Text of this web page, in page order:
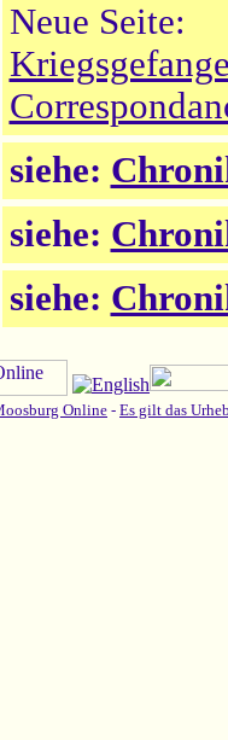
Neue Seite:
siehe:
siehe:
siehe:
Online - Es gilt das